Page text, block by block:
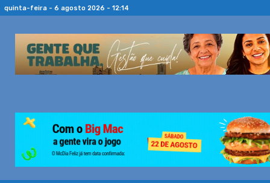
quinta-feira - 6 agosto 2026 - 12:14